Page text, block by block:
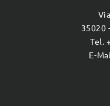
35020
Tel.
E-